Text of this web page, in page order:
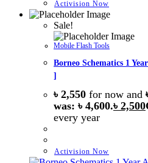
Activision Now
Sale!
Mobile Flash Tools
Borneo Schematics 1
]
৳ 2,550 for now and
was: ৳ 4,600.৳ 2,500
every year
Activision Now